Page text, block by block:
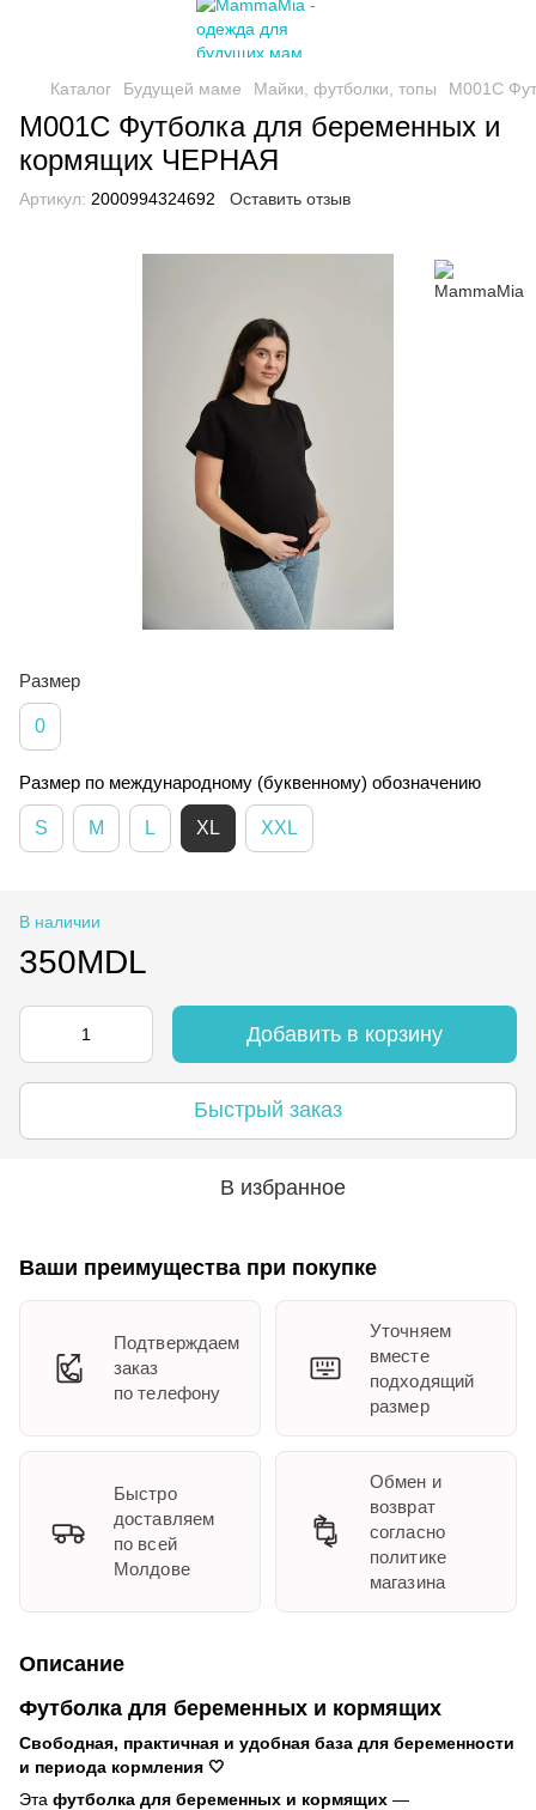
Каталог Будущей маме Майки, футболки, топы M001C
M001C Футболка для беременных и
кормящих ЧЕРНАЯ
Артикул: 2000994324692 Оставить отзыв
Размер
0
Размер по международному (буквенному) обозначению
S M L XL XXL
В наличии
350MDL
Добавить в корзину
Быстрый заказ
В избранное
Ваши преимущества при покупке
Подтверждаем
заказ
по телефону
Уточняем
вместе
подходящий
размер
Быстро
доставляем
по всей
Молдове
Обмен и
возврат
согласно
политике
магазина
Описание
Футболка для беременных и кормящих
Свободная, практичная и удобная база для беременности
и периода кормления 🤍
Эта футболка для беременных и кормящих —